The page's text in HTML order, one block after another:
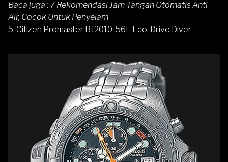
Baca juga : 7 Rekomendasi Jam Tangan Otomatis Anti
Air, Cocok Untuk Penyelam
5. Citizen Promaster BJ2010-56E Eco-Drive Diver